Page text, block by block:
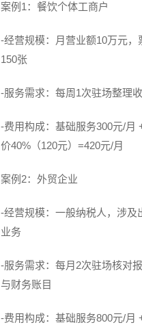
案例1：餐饮个体工商户
-经营规模：月营业额10万元，
150张
-服务需求：每周1次驻场整理
-费用构成：基础服务300元/月
价40%（120元）=420元/月
案例2：外贸企业
-经营规模：一般纳税人，涉及
业务
-服务需求：每月2次驻场核对
与财务账目
-费用构成：基础服务800元/月